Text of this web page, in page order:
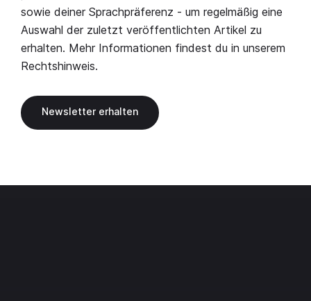
sowie deiner Sprachpräferenz - um regelmäßig eine
Auswahl der zuletzt veröffentlichten Artikel zu
erhalten. Mehr Informationen findest du in unserem
Rechtshinweis.